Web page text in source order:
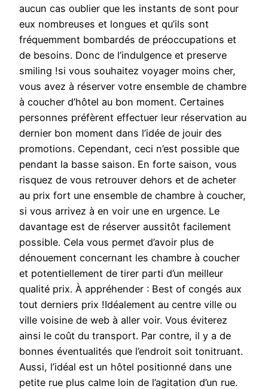
aucun cas oublier que les instants de sont pour
eux nombreuses et longues et qu’ils sont
fréquemment bombardés de préoccupations et
de besoins. Donc de l’indulgence et preserve
smiling !si vous souhaitez voyager moins cher,
vous avez à réserver votre ensemble de chambre
à coucher d’hôtel au bon moment. Certaines
personnes préfèrent effectuer leur réservation au
dernier bon moment dans l’idée de jouir des
promotions. Cependant, ceci n’est possible que
pendant la basse saison. En forte saison, vous
risquez de vous retrouver dehors et de acheter
au prix fort une ensemble de chambre à coucher,
si vous arrivez à en voir une en urgence. Le
davantage est de réserver aussitôt facilement
possible. Cela vous permet d’avoir plus de
dénouement concernant les chambre à coucher
et potentiellement de tirer parti d’un meilleur
qualité prix. À appréhender : Best of congés aux
tout derniers prix !Idéalement au centre ville ou
ville voisine de web à aller voir. Vous éviterez
ainsi le coût du transport. Par contre, il y a de
bonnes éventualités que l’endroit soit tonitruant.
Aussi, l’idéal est un hôtel positionné dans une
petite rue plus calme loin de l’agitation d’un rue.